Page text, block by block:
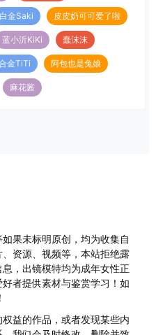
白金Saki 皮皮奶可可爱了啦
蓝小沂KiKi 蠢沫沫
金TiTi 阿包也是兔娘
麻花酱
果未标明原创，均为收集自
资源、视频等，本站拒绝露
，出镜模特均为成年女性正
者提供素材与鉴赏学习！如
益的作品，或者发现某些内